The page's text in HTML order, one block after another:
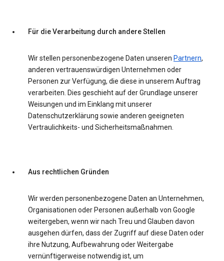
Für die Verarbeitung durch andere Stellen
Wir stellen personenbezogene Daten unseren Partnern,
anderen vertrauenswürdigen Unternehmen oder
Personen zur Verfügung, die diese in unserem Auftrag
verarbeiten. Dies geschieht auf der Grundlage unserer
Weisungen und im Einklang mit unserer
Datenschutzerklärung sowie anderen geeigneten
Vertraulichkeits- und Sicherheitsmaßnahmen.
Aus rechtlichen Gründen
Wir werden personenbezogene Daten an Unternehmen,
Organisationen oder Personen außerhalb von Google
weitergeben, wenn wir nach Treu und Glauben davon
ausgehen dürfen, dass der Zugriff auf diese Daten oder
ihre Nutzung, Aufbewahrung oder Weitergabe
vernünftigerweise notwendig ist, um